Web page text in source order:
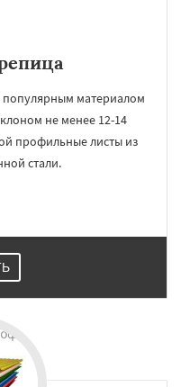
популярным материалом
не менее 12-14
профильные листы из
стали.